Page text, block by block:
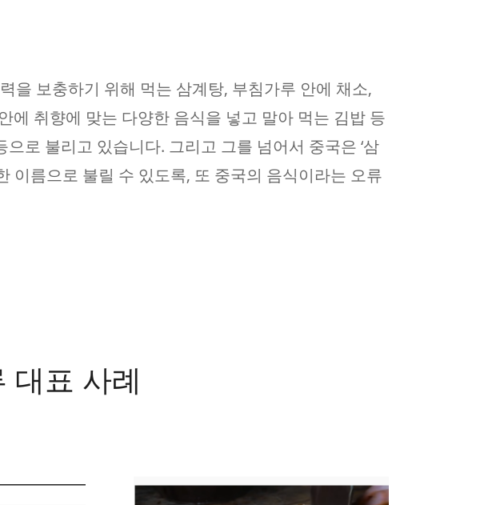
을 보충하기 위해 먹는 삼계탕, 부침가루 안에 채소,
에 취향에 맞는 다양한 음식을 넣고 말아 먹는 김밥 등
로 불리고 있습니다. 그리고 그를 넘어서 중국은 ‘삼
이름으로 불릴 수 있도록, 또 중국의 음식이라는 오류
대표 사례